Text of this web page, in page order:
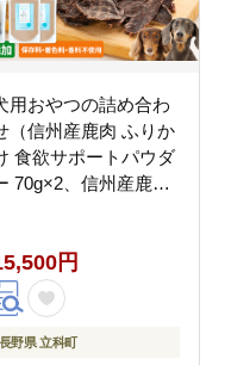
用おやつの詰め合わ
（信州産鹿肉 ふりか
食欲サポートパウダ
70g×2、信州産鹿肉
円
長野県 立科町